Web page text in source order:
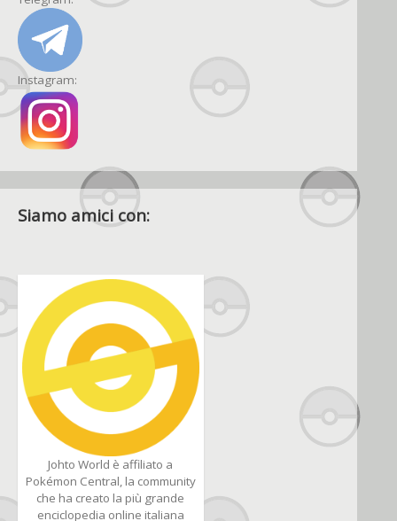
Instagram:
Siamo amici con:
Johto World è affiliato a
Pokémon Central, la community
che ha creato la più grande
enciclopedia online italiana